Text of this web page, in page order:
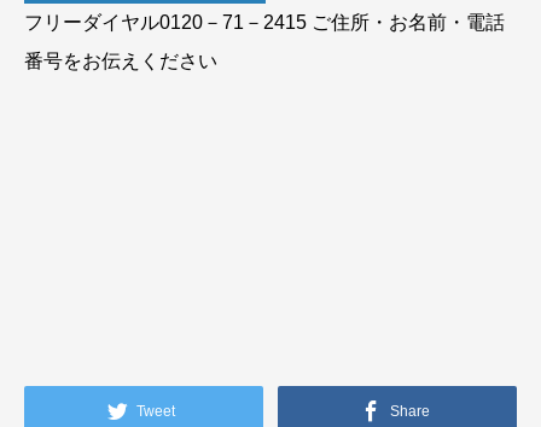
フリーダイヤル0120－71－2415 ご住所・お名前・電話
番号をお伝えください
Tweet Share